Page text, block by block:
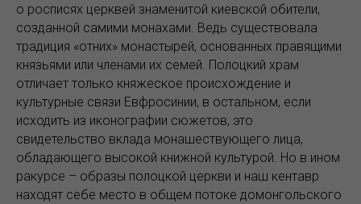
о росписях церквей знаменитой киевской обители,
созданной самими монахами. Ведь существовала
традиция «отних» монастырей, основанных правящими
князьями или членами их семей. Полоцкий храм
отличает только княжеское происхождение и
культурные связи Евфросинии, в остальном, если
исходить из иконографии сюжетов, это
свидетельство вклада монашествующего лица,
обладающего высокой книжной культурой. Но в ином
ракурсе – образы полоцкой церкви и наш кентавр
находят себе место в общем потоке домонгольского